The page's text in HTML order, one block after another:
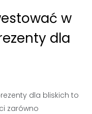
w
dla
dla bliskich to
zarówno